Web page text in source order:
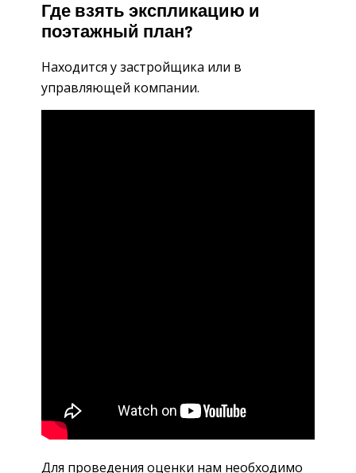
Где взять экспликацию и
поэтажный план?
Находится у застройщика или в
управляющей компании.
Для проведения оценки нам необходимо